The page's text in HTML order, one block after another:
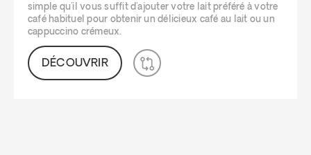
simple qu'il vous suffit d'ajouter votre lait préféré à votre
café habituel pour obtenir un délicieux café au lait ou un
cappuccino crémeux.
DÉCOUVRIR